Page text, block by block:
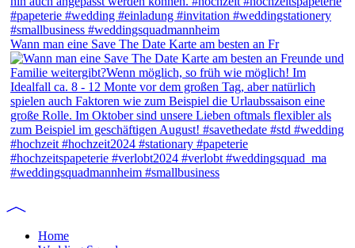
Wann man eine Save The Date Karte am besten an Fr
Home